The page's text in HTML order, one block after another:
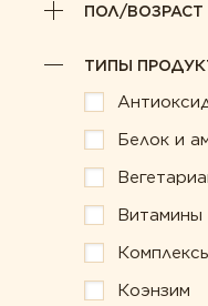
ПОЛ/ВОЗРАСТ
ТИПЫ
Белок и
Витамины
Коэнзим